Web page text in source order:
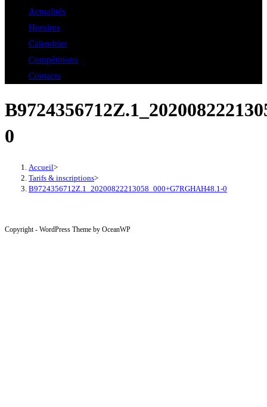
Actualités
Horaires
Calendrier
Compétitions
Contacts
0
Accueil>
Tarifs & inscriptions>
B9724356712Z.1_20200822213058_000+G7RGHAH48.1-0
Copyright - WordPress Theme by OceanWP